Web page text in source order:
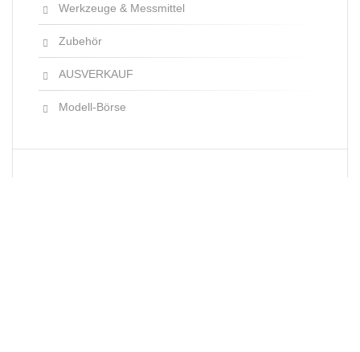
Werkzeuge & Messmittel
Zubehör
AUSVERKAUF
Modell-Börse